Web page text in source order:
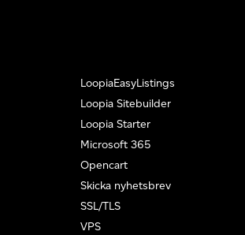
LoopiaEasyListings
Loopia Sitebuilder
Loopia Starter
Microsoft 365
Opencart
Skicka nyhetsbrev
SSL/TLS
VPS